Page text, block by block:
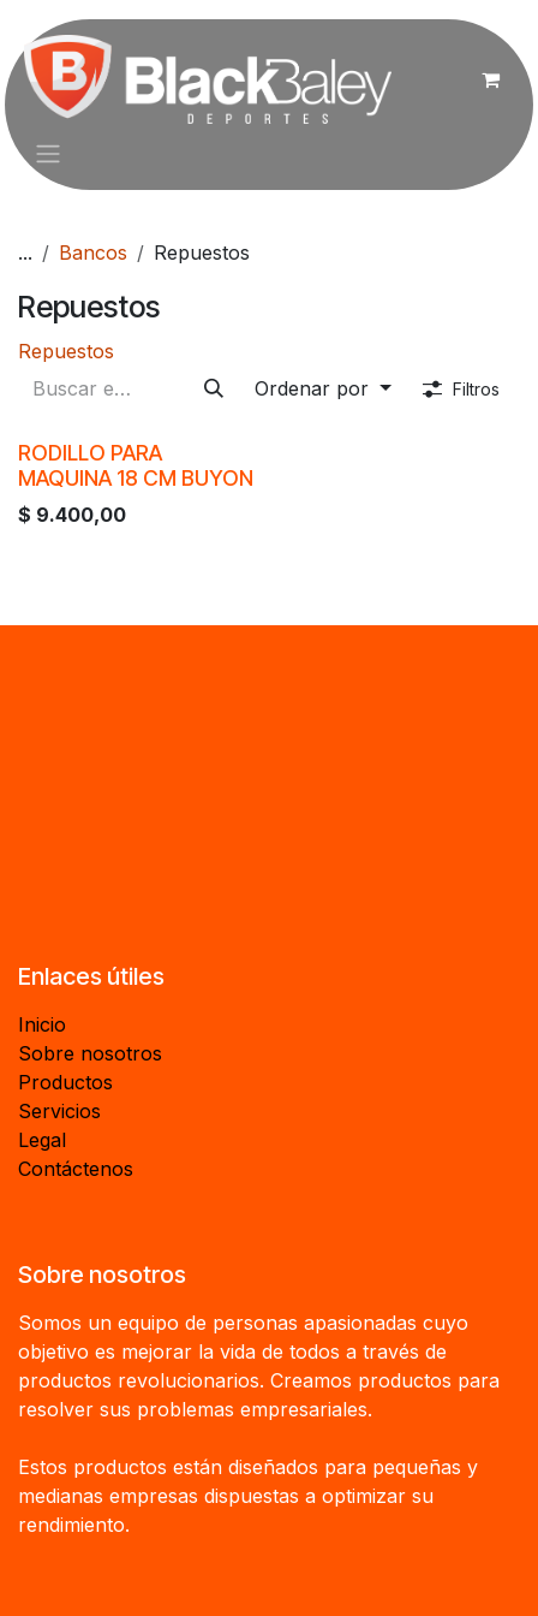
Ir al contenido
... Bancos Repuestos
Repuestos
Repuestos
Ordenar por
Filtros
RODILLO PARA
MAQUINA 18 CM BUYON
$ 9.400,00
Enlaces útiles
Inicio
Sobre nosotros
Productos
Servicios
Legal
Contáctenos
Sobre nosotros
Somos un equipo de personas apasionadas cuyo
objetivo es mejorar la vida de todos a través de
productos revolucionarios. Creamos productos para
resolver sus problemas empresariales.
Estos productos están diseñados para pequeñas y
medianas empresas dispuestas a optimizar su
rendimiento.